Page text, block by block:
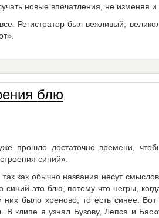
новые впечатления, не изменяя
Регистратор был вежливый,
блю
прошло достаточно времени,
синий».
как обычно названия несут
синий это блю, потому что негры,
было хреново, то есть синее.
В клипе я узнал Бузову, Лепса и